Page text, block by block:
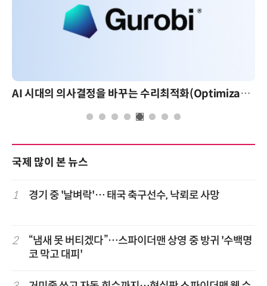
AI 시대의 의사결정을 바꾸는 수리최적화(Optimization): 실제 산업 적용 사례와 활용 전략
국제 많이 본 뉴스
1 경기 중 '날벼락'… 태국 축구선수, 낙뢰로 사망
2
“냄새 못 버티겠다”…스파이더맨 상영 중 방귀 '수백명
코 막고 대피'